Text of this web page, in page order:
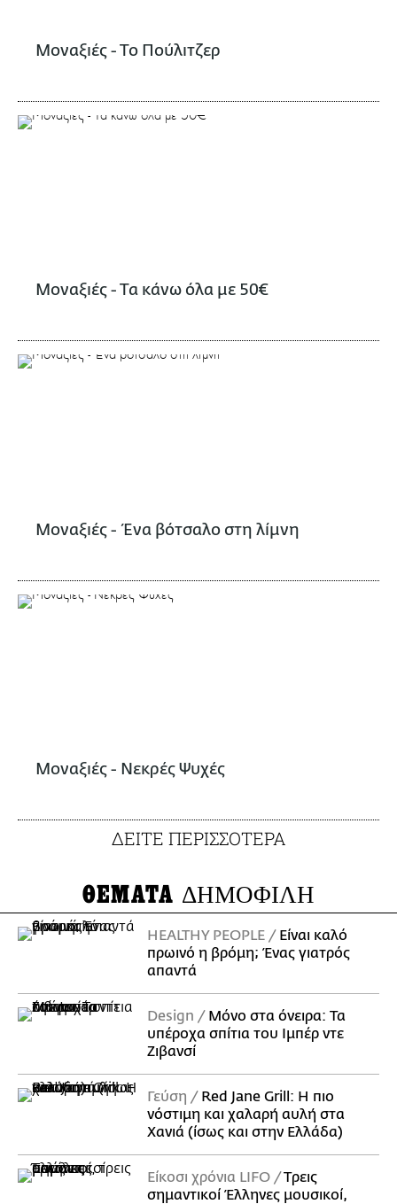
Μοναξιές - Το Πούλιτζερ
Μοναξιές - Τα κάνω όλα με 50€
Μοναξιές - Ένα βότσαλο στη λίμνη
Μοναξιές - Nεκρές Ψυχές
ΔΕΙΤΕ ΠΕΡΙΣΣΟΤΕΡΑ
ΘΕΜΑΤΑ ΔΗΜΟΦΙΛΗ
HEALTHY PEOPLE
Είναι καλό
πρωινό η βρόμη; Ένας γιατρός
απαντά
Design
Μόνο στα όνειρα: Τα
υπέροχα σπίτια του Ιμπέρ ντε
Ζιβανσί
Γεύση
Red Jane Grill: Η πιο
νόστιμη και χαλαρή αυλή στα
Χανιά (ίσως και στην Ελλάδα)
Είκοσι χρόνια LIFO
Tρεις
σημαντικοί Έλληνες μουσικοί,